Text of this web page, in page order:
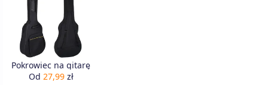
Pokrowiec na gitarę
Od 27,99zł